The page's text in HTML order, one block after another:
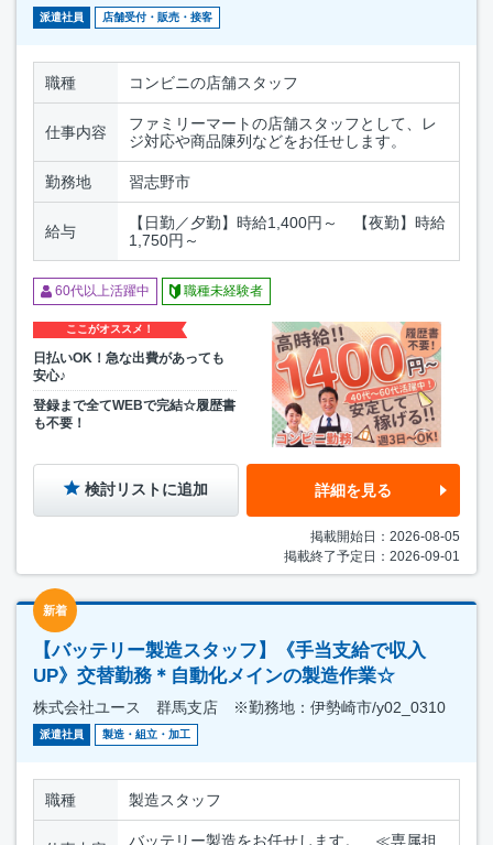
派遣社員 店舗受付・販売・接客
職種 コンビニの店舗スタッフ
仕事内容
ファミリーマートの店舗スタッフとして、レ
ジ対応や商品陳列などをお任せします。
勤務地 習志野市
給与
【日勤／夕勤】時給1,400円～ 【夜勤】時給
1,750円～
60代以上活躍中 職種未経験者
ここがオススメ！
日払いOK！急な出費があっても
安心♪
登録まで全てWEBで完結☆履歴書
も不要！
検討リストに追加 詳細を見る
掲載開始日：2026-08-05
掲載終了予定日：2026-09-01
新着
【バッテリー製造スタッフ】《手当支給で収入
UP》交替勤務＊自動化メインの製造作業☆
株式会社ユース 群馬支店 ※勤務地：伊勢崎市/y02_0310
派遣社員 製造・組立・加工
職種 製造スタッフ
バッテリー製造をお任せします。 ≪専属担